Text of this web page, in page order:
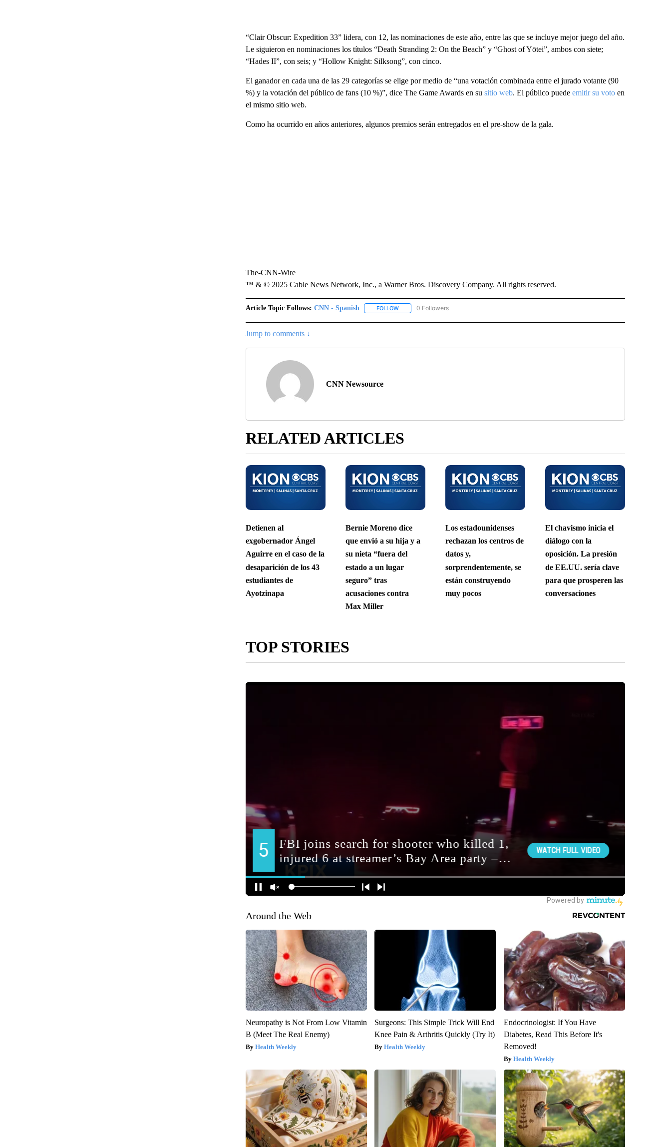
“Clair Obscur: Expedition 33” lidera, con 12, las nominaciones de este año, entre las que se incluye mejor juego del año.
Le siguieron en nominaciones los títulos “Death Stranding 2: On the Beach” y “Ghost of Yōtei”, ambos con siete;
“Hades II”, con seis; y “Hollow Knight: Silksong”, con cinco.
El ganador en cada una de las 29 categorías se elige por medio de “una votación combinada entre el jurado votante (90
%) y la votación del público de fans (10 %)”, dice The Game Awards en su sitio web. El público puede emitir su votoen
el mismo sitio web.
Como ha ocurrido en años anteriores, algunos premios serán entregados en el pre-show de la gala.
The-CNN-Wire
™ & © 2025 Cable News Network, Inc., a Warner Bros. Discovery Company. All rights reserved.
Article Topic Follows: CNN - Spanish FOLLOWFOLLOW "CNN - SPANISH" TO RECEIVE NOTIFICATIONS ABOUT NEW PAGES ON "CNN - SPANISH".
0 Followers
Jump to comments ↓
CNN Newsource
RELATED ARTICLES
Detienen al
exgobernador Ángel
Aguirre en el caso de la
desaparición de los 43
estudiantes de
Ayotzinapa
Bernie Moreno dice
que envió a su hija y a
su nieta “fuera del
estado a un lugar
seguro” tras
acusaciones contra
Max Miller
Los estadounidenses
rechazan los centros de
datos y,
sorprendentemente, se
están construyendo
muy pocos
El chavismo inicia el
diálogo con la
oposición. La presión
de EE.UU. sería clave
para que prosperen las
conversaciones
TOP STORIES
Around the Web
Neuropathy is Not From Low Vitamin
B (Meet The Real Enemy)
Health Weekly
Surgeons: This Simple Trick Will End
Knee Pain & Arthritis Quickly (Try It)
Health Weekly
Endocrinologist: If You Have
Diabetes, Read This Before It's
Removed!
Health Weekly